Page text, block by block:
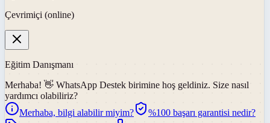
Çevrimiçi (online)
Eğitim Danışmanı
Merhaba! 👋 WhatsApp Destek birimine hoş geldiniz. Size nasıl
yardımcı olabiliriz?
Merhaba, bilgi alabilir miyim?
%100 başarı garantisi nedir?